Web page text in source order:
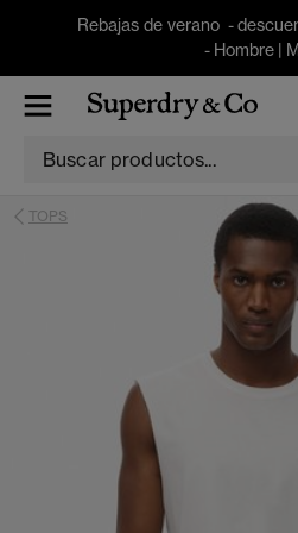
Rebajas de verano -
- Hombre|
TOPS